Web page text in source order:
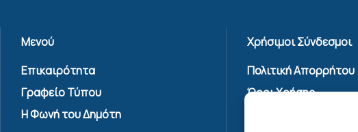
Μενού
Επικαιρότητα
Γραφείο Τύπου
Η Φωνή του Δημότη
Χρήσιμοι Σύνδεσμοι
Πολιτική Απορρήτου
Όροι Χρήσης